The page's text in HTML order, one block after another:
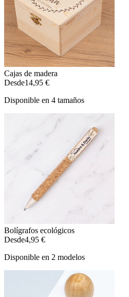
Cajas de madera
Desde14,95 €
Disponible en 4 tamaños
Bolígrafos ecológicos
Desde4,95 €
Disponible en 2 modelos